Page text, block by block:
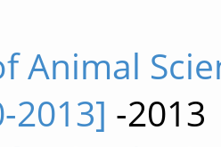
Animal
2013] -2013